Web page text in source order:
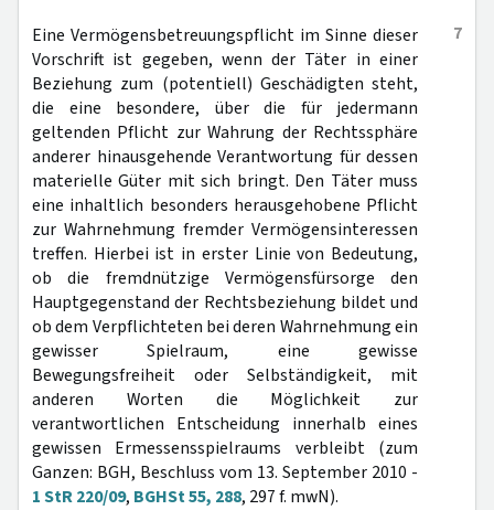
7
Eine Vermögensbetreuungspflicht im Sinne dieser
Vorschrift ist gegeben, wenn der Täter in einer
Beziehung zum (potentiell) Geschädigten steht,
die eine besondere, über die für jedermann
geltenden Pflicht zur Wahrung der Rechtssphäre
anderer hinausgehende Verantwortung für dessen
materielle Güter mit sich bringt. Den Täter muss
eine inhaltlich besonders herausgehobene Pflicht
zur Wahrnehmung fremder Vermögensinteressen
treffen. Hierbei ist in erster Linie von Bedeutung,
ob die fremdnützige Vermögensfürsorge den
Hauptgegenstand der Rechtsbeziehung bildet und
ob dem Verpflichteten bei deren Wahrnehmung ein
gewisser Spielraum, eine gewisse
Bewegungsfreiheit oder Selbständigkeit, mit
anderen Worten die Möglichkeit zur
verantwortlichen Entscheidung innerhalb eines
gewissen Ermessensspielraums verbleibt (zum
Ganzen: BGH, Beschluss vom 13. September 2010 -
1 StR 220/09, BGHSt 55, 288, 297 f. mwN).